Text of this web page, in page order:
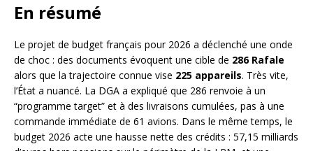
En résumé
Le projet de budget français pour 2026 a déclenché une onde
de choc : des documents évoquent une cible de 286 Rafale
alors que la trajectoire connue vise 225 appareils. Très vite,
l’État a nuancé. La DGA a expliqué que 286 renvoie à un
“programme target” et à des livraisons cumulées, pas à une
commande immédiate de 61 avions. Dans le même temps, le
budget 2026 acte une hausse nette des crédits : 57,15 milliards